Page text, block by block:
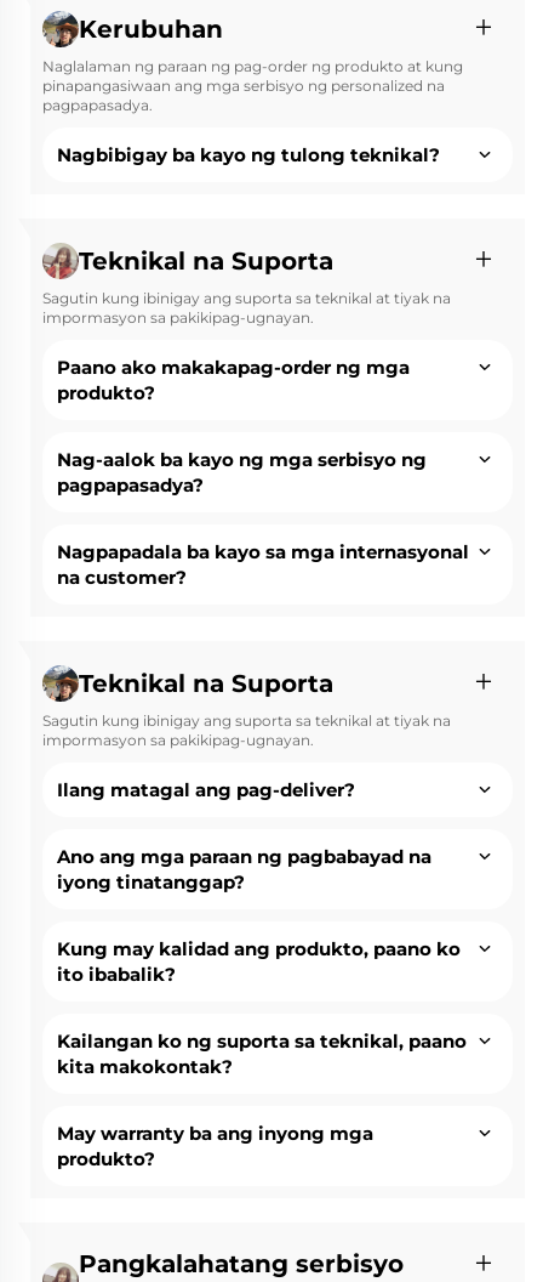
Kerubuhan
Naglalaman ng paraan ng pag-order ng produkto at kung
pinapangasiwaan ang mga serbisyo ng personalized na
pagpapasadya.
Nagbibigay ba kayo ng tulong teknikal?
Teknikal na Suporta
Sagutin kung ibinigay ang suporta sa teknikal at tiyak na
impormasyon sa pakikipag-ugnayan.
Paano ako makakapag-order ng mga
produkto?
Nag-aalok ba kayo ng mga serbisyo ng
pagpapasadya?
Nagpapadala ba kayo sa mga internasyonal
na customer?
Teknikal na Suporta
Sagutin kung ibinigay ang suporta sa teknikal at tiyak na
impormasyon sa pakikipag-ugnayan.
Ilang matagal ang pag-deliver?
Ano ang mga paraan ng pagbabayad na
iyong tinatanggap?
Kung may kalidad ang produkto, paano ko
ito ibabalik?
Kailangan ko ng suporta sa teknikal, paano
kita makokontak?
May warranty ba ang inyong mga
produkto?
Pangkalahatang serbisyo